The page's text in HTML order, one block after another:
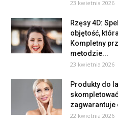
23 kwietnia 2026
Rzęsy 4D:
objętość,
Kompletny
metodzie...
23 kwietnia 2026
Produkty do
zagwarantuje
22 kwietnia 2026